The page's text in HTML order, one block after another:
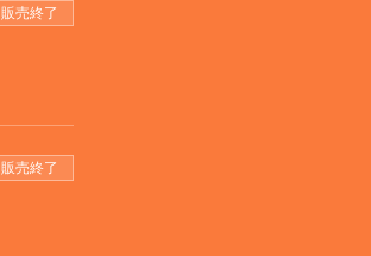
販売終了
販売終了